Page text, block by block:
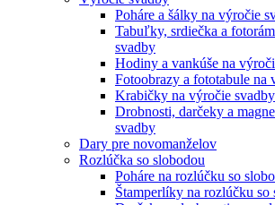
Poháre a šálky na výročie
Tabuľky, srdiečka a
svadby
Hodiny a vankúše na
Fotoobrazy a fototabule na
Krabičky na výročie svadby
Drobnosti, darčeky a
svadby
Dary pre novomanželov
Rozlúčka so slobodou
Poháre na rozlúčku so
Štamperlíky na rozlúčku so